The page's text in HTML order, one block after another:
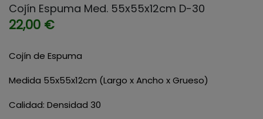
Cojín Espuma Med. 55x55x12cm D-30
22,00 €
Cojín de Espuma
Medida 55x55x12cm (Largo x Ancho x Grueso)
Calidad: Densidad 30